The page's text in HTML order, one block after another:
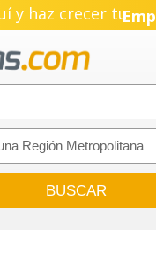
y haz crecer tu